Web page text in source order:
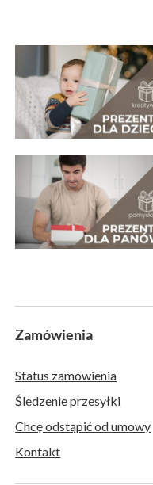
Zamówienia
Status zamówienia
Śledzenie przesyłki
Chcę odstąpić od umowy
Kontakt